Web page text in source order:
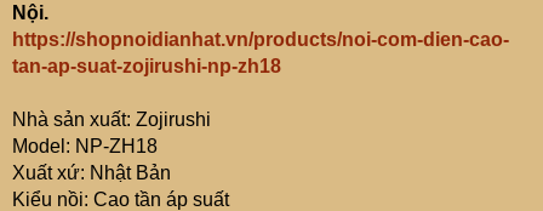
Nội.
https://shopnoidianhat.vn/products/noi-com-dien-cao-
tan-ap-suat-zojirushi-np-zh18
Nhà sản xuất: Zojirushi
Model: NP-ZH18
Xuất xứ: Nhật Bản
Kiểu nồi: Cao tần áp suất